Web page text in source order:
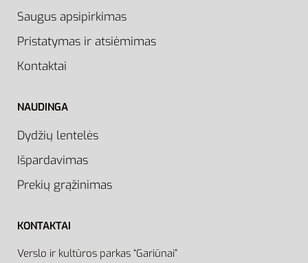
Saugus apsipirkimas
Pristatymas ir atsiėmimas
Kontaktai
NAUDINGA
Dydžių lentelės
Išpardavimas
Prekių grąžinimas
KONTAKTAI
Verslo ir kultūros parkas “Gariūnai”